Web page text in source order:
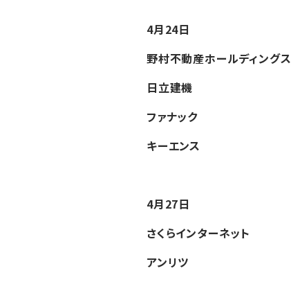
4月24日
野村不動産ホールディングス
日立建機
ファナック
キーエンス
4月27日
さくらインターネット
アンリツ